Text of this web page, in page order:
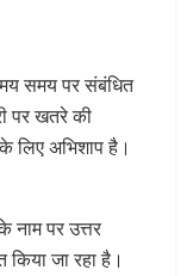
समय पर संबंधित
पर खतरे की
लिए अभिशाप है।
नाम पर उत्तर
जा रहा है।